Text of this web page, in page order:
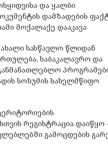
და ყალბი
დამზადების
მოქალაქე დააკავა
ახალი სასწავლო წლიდან
საბაკალავრო და
სოხუმის სახელმწიფო
რეგისტრაცია დაიწყო
გამოცდების